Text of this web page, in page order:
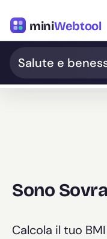
miniWebtool
Salute e
Sono
Calcola il tuo